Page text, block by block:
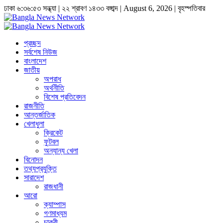
ঢাকা ৬:৩৬:৫৩ সন্ধ্যা | ২২ শ্রাবণ ১৪৩৩ বঙ্গাব্দ | August 6, 2026 | বৃহস্পতিবার
প্রচ্ছদ
সর্বশেষ নিউজ
বাংলাদেশ
জাতীয়
অপরাধ
অর্থনীতি
বিশেষ প্রতিবেদন
রাজনীতি
আন্তর্জাতিক
খেলাধুলা
ক্রিকেট
ফুটবল
অন্যান্য খেলা
বিনোদন
তথ্যপ্রযুক্তি
সারাদেশ
রাজধানী
আরো
ক্যাম্পাস
গণমাধ্যম